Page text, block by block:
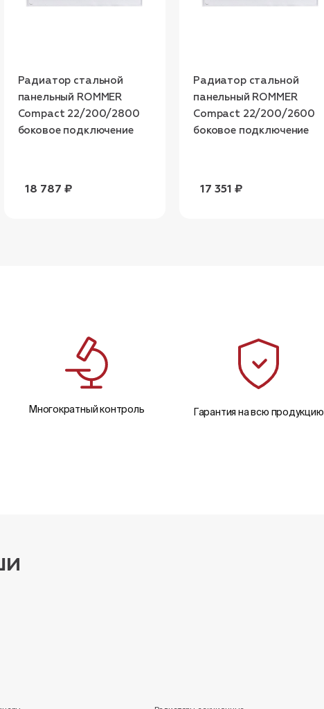
Радиатор стальной
панельный ROMMER
Compact 22/200/2800
боковое подключение
18 787 ₽
Радиатор стальной
панельный ROMMER
Compact 22/200/2600
боковое подключение
17 351 ₽
Многократный контроль Гарантия на всю продукцию